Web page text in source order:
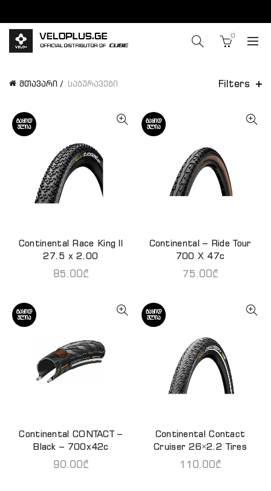
0
მთავარი საბურავები Filters
ᲒᲐᲧᲘᲓ
ᲣᲚᲘᲐ
ᲕᲠᲪᲚᲐᲓ
Continental Race King II
27.5 x 2.00
85.00₾
ᲒᲐᲧᲘᲓ
ᲣᲚᲘᲐ
ᲕᲠᲪᲚᲐᲓ
Continental – Ride Tour
700 X 47c
75.00₾
ᲒᲐᲧᲘᲓ
ᲣᲚᲘᲐ
ᲕᲠᲪᲚᲐᲓ
Continental CONTACT –
Black – 700x42c
90.00₾
ᲒᲐᲧᲘᲓ
ᲣᲚᲘᲐ
ᲕᲠᲪᲚᲐᲓ
Continental Contact
Cruiser 26×2.2 Tires
110.00₾